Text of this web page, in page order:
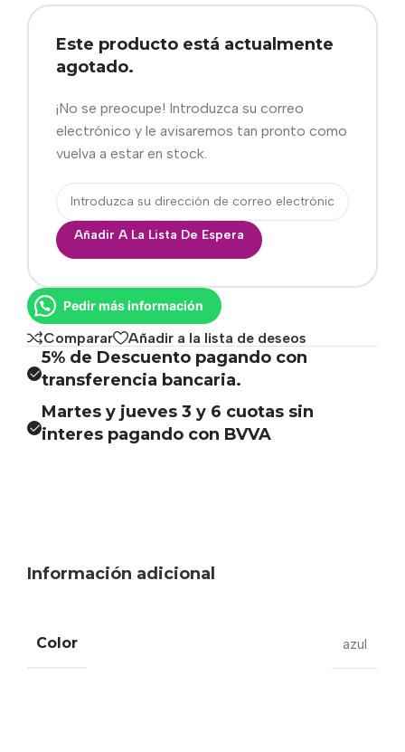
Este producto está actualmente
agotado.
¡No se preocupe! Introduzca su correo
electrónico y le avisaremos tan pronto como
vuelva a estar en stock.
Añadir A La Lista De Espera
Pedir más información
Comparar Añadir a la lista de deseos
5% de Descuento pagando con
transferencia bancaria.
Martes y jueves 3 y 6 cuotas sin
interes pagando con BVVA
Información adicional
Color azul